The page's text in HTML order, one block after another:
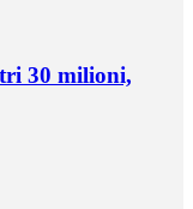
30 milioni,